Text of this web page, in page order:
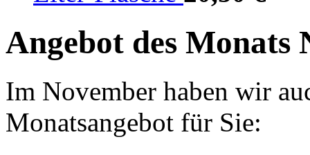
Angebot des Monats
Im November haben wir
Monatsangebot für Sie: